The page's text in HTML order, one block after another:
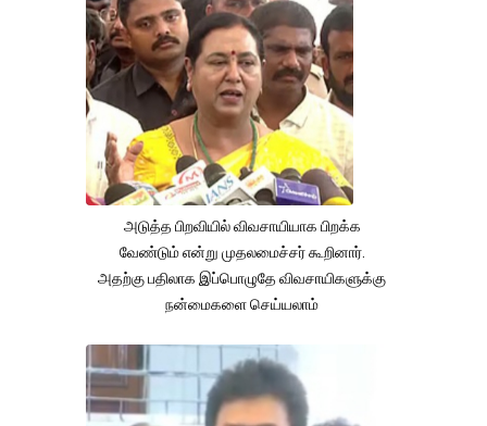
அடுத்த பிறவியில் விவசாயியாக பிறக்க
வேண்டும் என்று முதலமைச்சர் கூறினார்.
அதற்கு பதிலாக இப்பொழுதே விவசாயிகளுக்கு
நன்மைகளை செய்யலாம்